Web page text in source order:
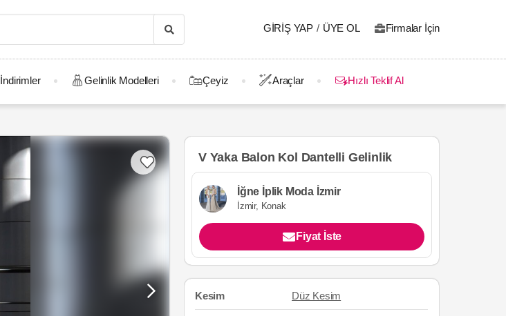
GIRIŞ YAP / ÜYE OL Firmalar İçin
İndirimler Gelinlik Modelleri Çeyiz Araçlar Hızlı Teklif Al
V Yaka Balon Kol Dantelli Gelinlik
İğne İplik Moda İzmir
İzmir, Konak
Fiyat İste
Kesim Düz Kesim